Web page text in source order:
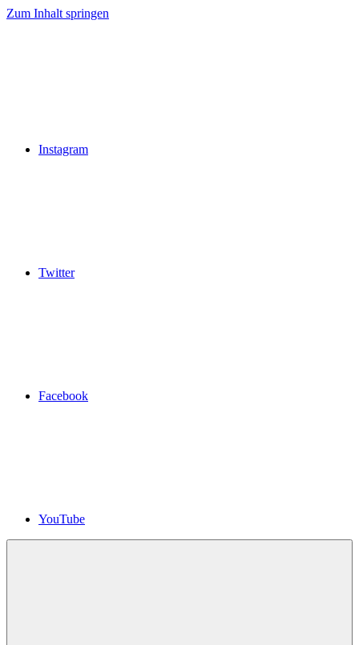
Zum Inhalt springen
Instagram
Twitter
Facebook
YouTube